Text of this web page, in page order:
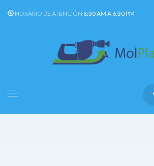
HORARIO DE ATENCIÓN 8:30 AM A 6:30 PM